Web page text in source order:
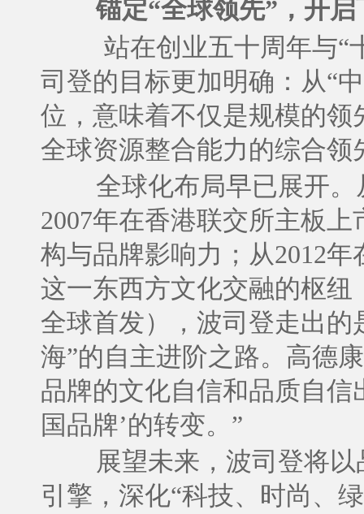
锚定“全球领先”，开
站在创业五十周年与“
司登的目标更加明确：从“
位，意味着不仅是规模的
全球资源整合能力的综合领
全球化布局早已展开
2007年在香港联交所主板
构与品牌影响力；从2012
这一东西方文化交融的枢
全球首发），波司登走出的
海”的自主进阶之路。高德
品牌的文化自信和品质自信
国品牌’的转变。”
展望未来，波司登将
引擎，深化“科技、时尚、